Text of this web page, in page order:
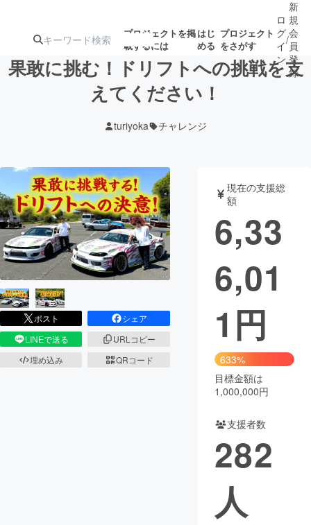
プロジェクトを掲
載するには
はじ
める
プロジェクト
をさがす
ジェクト
ロジェクト
アート・写真 音楽
テクノロジー・ガジェット ゲーム・サ
映像・映画
まちづくり・地域活性化
CAMPFIRE Creation
コミュニティ
ロ
グ
イ
ン
/
新
規
会
員
登
録
果敢に挑む！ドリフトへの挑戦を支
えてください！
turiyoka チャレンジ
ポスト
シェア
LINEで送る
URLコピー
埋め込み
QRコード
現在の支援総
額
6,33
6,01
1 円
633%
目標金額は
1,000,000円
支援者数
282
人